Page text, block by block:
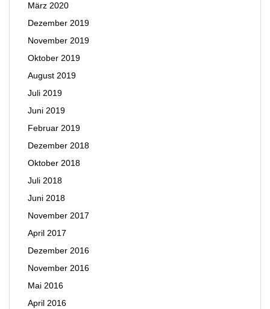
März 2020
Dezember 2019
November 2019
Oktober 2019
August 2019
Juli 2019
Juni 2019
Februar 2019
Dezember 2018
Oktober 2018
Juli 2018
Juni 2018
November 2017
April 2017
Dezember 2016
November 2016
Mai 2016
April 2016